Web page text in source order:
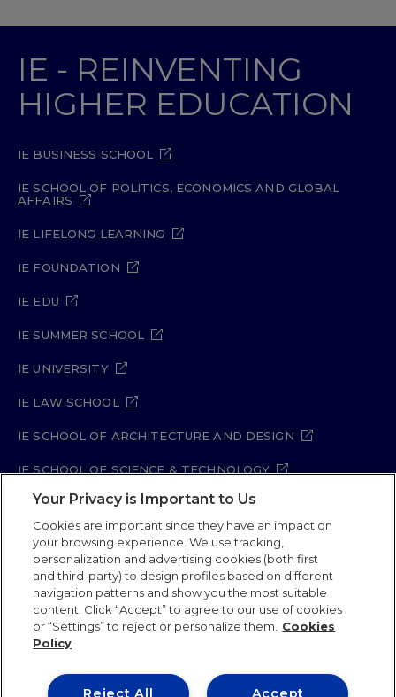
IE - REINVENTING
HIGHER EDUCATION
IE BUSINESS SCHOOL
IE SCHOOL OF POLITICS, ECONOMICS AND GLOBAL
AFFAIRS
IE LIFELONG LEARNING
IE FOUNDATION
IE EDU
IE SUMMER SCHOOL
IE UNIVERSITY
IE LAW SCHOOL
IE SCHOOL OF ARCHITECTURE AND DESIGN
IE SCHOOL OF SCIENCE & TECHNOLOGY
IE SCHOOL OF ARTS & HUMANITIES
Legal Notice Privacy Policy
Cookie Policy
Security Policy
Student Academic Standards
Compliance Channel
Site Map
IE University 2026
Your Privacy is Important to Us
Cookies are important since they have an impact on
your browsing experience. We use tracking,
personalization and advertising cookies (both first
and third-party) to design profiles based on different
navigation patterns and show you the most suitable
content. Click “Accept” to agree to our use of cookies
or “Settings” to reject or personalize them.
Cookies
Policy
Accept
Reject All